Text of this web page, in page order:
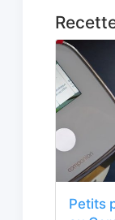
Petits